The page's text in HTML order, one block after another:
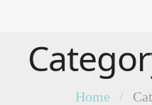
Home /